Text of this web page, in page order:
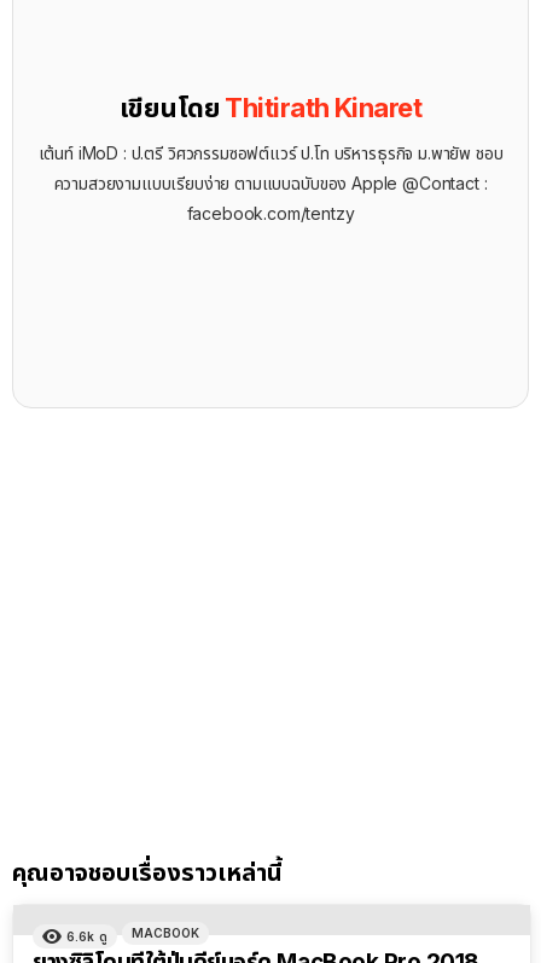
เขียนโดย Thitirath Kinaret
เต้นท์ iMoD : ป.ตรี วิศวกรรมซอฟต์แวร์ ป.โท บริหารธุรกิจ ม.พายัพ ชอบ
ความสวยงามแบบเรียบง่าย ตามแบบฉบับของ Apple @Contact :
facebook.com/tentzy
คุณอาจชอบเรื่องราวเหล่านี้
6.6k ดู MACBOOK